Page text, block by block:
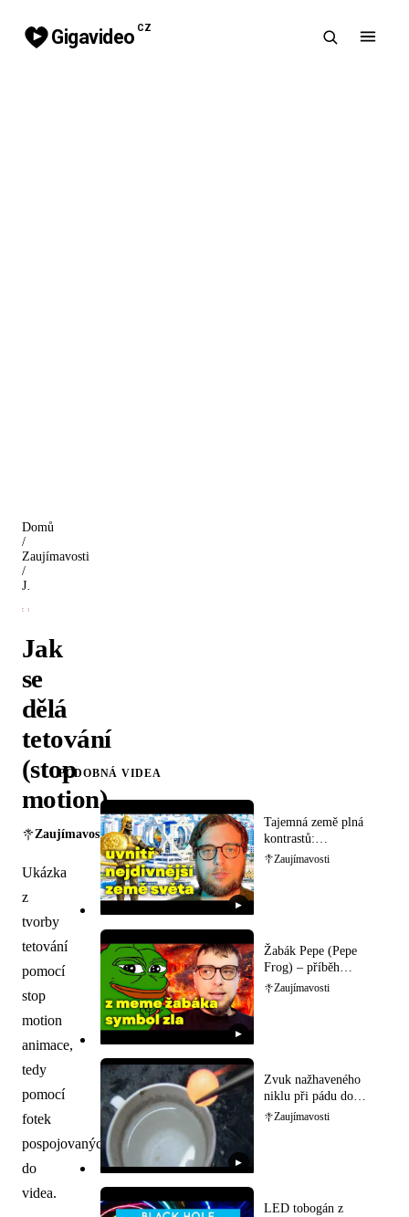
Gigavideo CZ
Domů
/
Zaujímavosti
/
Jak
se
dělá
tetování
(stop
motion)
Zaujímavosti
Ukázka
z
tvorby
tetování
pomocí
stop
motion
animace,
tedy
pomocí
fotek
pospojovaných
do
videa.
PODOBNÁ VIDEA
▶
Tajemná země plná
kontrastů:
Prozkoumejte bizarní
Zaujímavosti
▶
Žabák Pepe (Pepe
Frog) – příběh
internetového
Zaujímavosti
▶
Zvuk nažhaveného
niklu při pádu do
vody
Zaujímavosti
LED tobogán z